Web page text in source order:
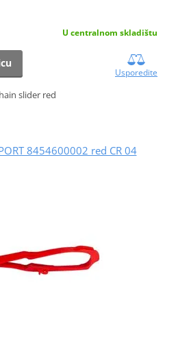
U centralnom skladištu
Usporedite
slider red
8454600002 red CR 04